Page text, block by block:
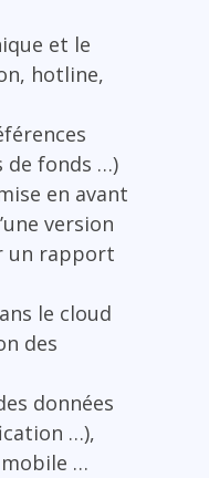
et le
hotline,
de fonds …)
en avant
version
un rapport
le cloud
des
données
…),
mobile …